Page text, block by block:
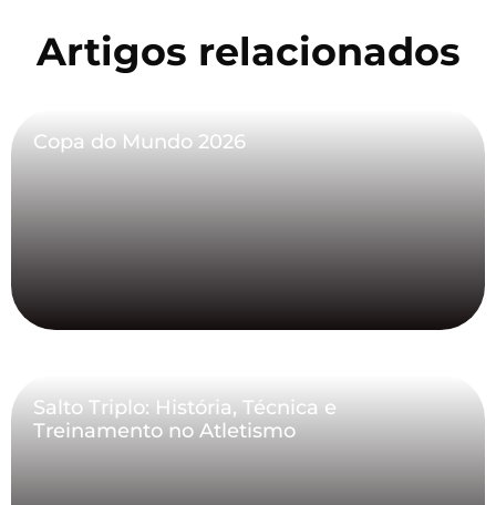
Artigos relacionados
Copa do Mundo 2026
Salto Triplo: História, Técnica e
Treinamento no Atletismo